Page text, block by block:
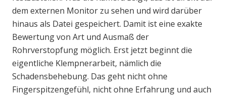
dem externen Monitor zu sehen und wird darüber
hinaus als Datei gespeichert. Damit ist eine exakte
Bewertung von Art und Ausmaß der
Rohrverstopfung möglich. Erst jetzt beginnt die
eigentliche Klempnerarbeit, nämlich die
Schadensbehebung. Das geht nicht ohne
Fingerspitzengefühl, nicht ohne Erfahrung und auch